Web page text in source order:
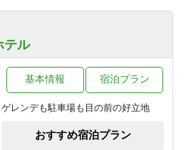
テル
ゲレンデも駐車場も目の前の好立地
基本情報 宿泊プラン
おすすめ宿泊プラン